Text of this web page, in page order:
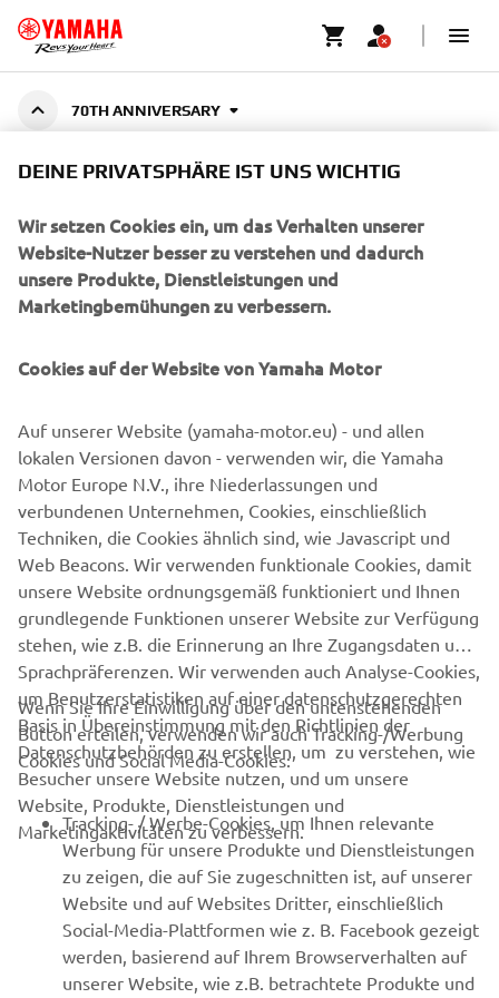
70TH ANNIVERSARY
70TH ANNIVERSARY
Feiere 70 Jahre Yamaha Motor mit der 70th Anniversary
Collection – eine Hommage an sieben Jahrzehnte voller
UNTERNEHMEN
B2B
MEHR VON YAMAHA
SUPPORT
NEWSLETTER
Erfahre als Erster von den neuesten Angeboten,
Sonderveranstaltungen, Neuerscheinungen und vielem mehr.
ABONNIEREN
Lesen Sie unsere Datenschutzrichtlinie, um zu erfahren, wie wir
Ihre persönlichen Daten verarbeiten:Datenschutzerklärung
DEINE PRIVATSPHÄRE IST UNS WICHTIG
Wir setzen Cookies ein, um das Verhalten unserer
Website-Nutzer besser zu verstehen und dadurch
unsere Produkte, Dienstleistungen und
Marketingbemühungen zu verbessern.
Cookies auf der Website von Yamaha Motor
Auf unserer Website (yamaha-motor.eu) - und allen
lokalen Versionen davon - verwenden wir, die Yamaha
Motor Europe N.V., ihre Niederlassungen und
verbundenen Unternehmen, Cookies, einschließlich
Techniken, die Cookies ähnlich sind, wie Javascript und
Web Beacons. Wir verwenden funktionale Cookies, damit
unsere Website ordnungsgemäß funktioniert und Ihnen
grundlegende Funktionen unserer Website zur Verfügung
stehen, wie z.B. die Erinnerung an Ihre Zugangsdaten und
Sprachpräferenzen. Wir verwenden auch Analyse-Cookies,
um Benutzerstatistiken auf einer datenschutzgerechten
Basis in Übereinstimmung mit den Richtlinien der
Datenschutzbehörden zu erstellen, um zu verstehen, wie
Besucher unsere Website nutzen, und um unsere
Website, Produkte, Dienstleistungen und
Marketingaktivitäten zu verbessern.
Wenn Sie Ihre Einwilligung über den untenstehenden
Button erteilen, verwenden wir auch Tracking-/Werbung
Cookies und Social Media-Cookies:
Tracking- / Werbe-Cookies, um Ihnen relevante
Werbung für unsere Produkte und Dienstleistungen
zu zeigen, die auf Sie zugeschnitten ist, auf unserer
Website und auf Websites Dritter, einschließlich
Social-Media-Plattformen wie z. B. Facebook gezeigt
werden, basierend auf Ihrem Browserverhalten auf
unserer Website, wie z.B. betrachtete Produkte und